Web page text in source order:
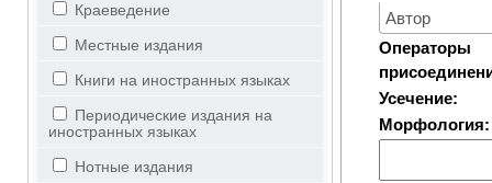
Краеведение
Местные издания
Книги на иностранных языках
Периодические издания на
иностранных языках
Нотные издания
Операторы
Усечение:
Морфология: